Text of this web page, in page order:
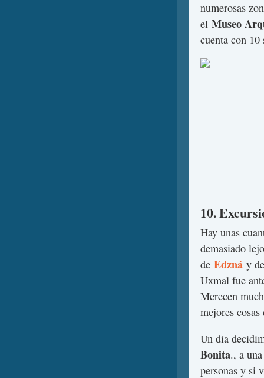
numerosas
el Museo
cuenta con 10
10.
Hay unas
demasiado
de Edzná y
Uxmal fue
Merecen
mejores
Un día
Bonita., a
personas y si